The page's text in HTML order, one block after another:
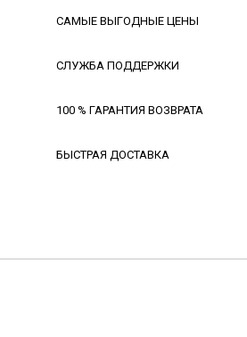
САМЫЕ ВЫГОДНЫЕ ЦЕНЫ
СЛУЖБА ПОДДЕРЖКИ
100 % ГАРАНТИЯ ВОЗВРАТА
БЫСТРАЯ ДОСТАВКА